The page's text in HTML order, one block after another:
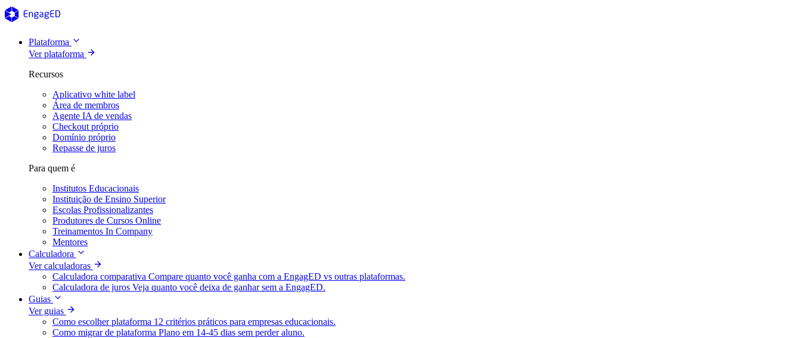
Plataforma
Ver plataforma
Recursos
Aplicativo white label
Área de membros
Agente IA de vendas
Checkout próprio
Domínio próprio
Repasse de juros
Para quem é
Institutos Educacionais
Instituição de Ensino Superior
Escolas Profissionalizantes
Produtores de Cursos Online
Treinamentos In Company
Mentores
Calculadora
Ver calculadoras
Calculadora comparativa Compare quanto você ganha com a EngagED vs outras plataformas.
Calculadora de juros Veja quanto você deixa de ganhar sem a EngagED.
Guias
Ver guias
Como escolher plataforma 12 critérios práticos para empresas educacionais.
Como migrar de plataforma Plano em 14-45 dias sem perder aluno.